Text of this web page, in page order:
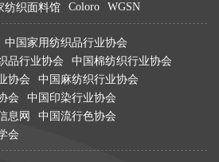
纺织面料馆 Coloro WGSN
中国家用纺织品行业协会
品行业协会
中国棉纺织行业协会
协会
中国麻纺织行业协会
会
中国印染行业协会
息网
中国流行色协会
会